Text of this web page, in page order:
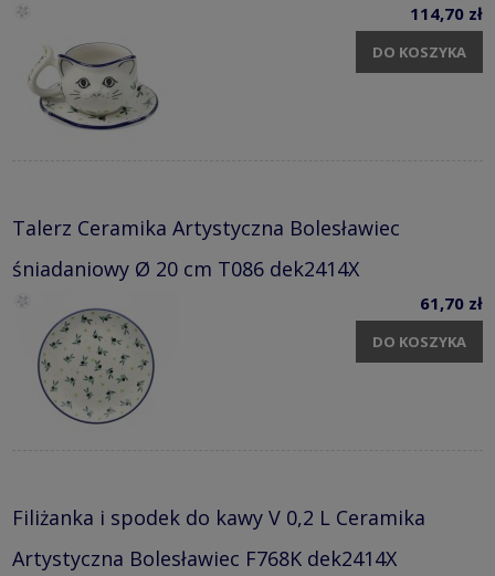
114,70 zł
DO KOSZYKA
Talerz Ceramika Artystyczna Bolesławiec
śniadaniowy Ø 20 cm T086 dek2414X
61,70 zł
DO KOSZYKA
Filiżanka i spodek do kawy V 0,2 L Ceramika
Artystyczna Bolesławiec F768K dek2414X